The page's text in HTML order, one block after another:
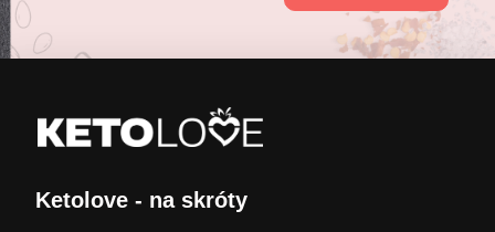
Ketolove - na skróty